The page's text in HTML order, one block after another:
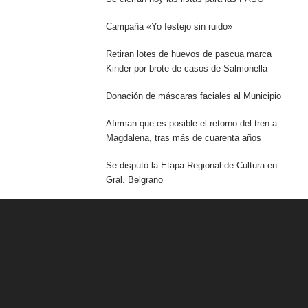
Campaña «Yo festejo sin ruido»
Retiran lotes de huevos de pascua marca
Kinder por brote de casos de Salmonella
Donación de máscaras faciales al Municipio
Afirman que es posible el retorno del tren a
Magdalena, tras más de cuarenta años
Se disputó la Etapa Regional de Cultura en
Gral. Belgrano